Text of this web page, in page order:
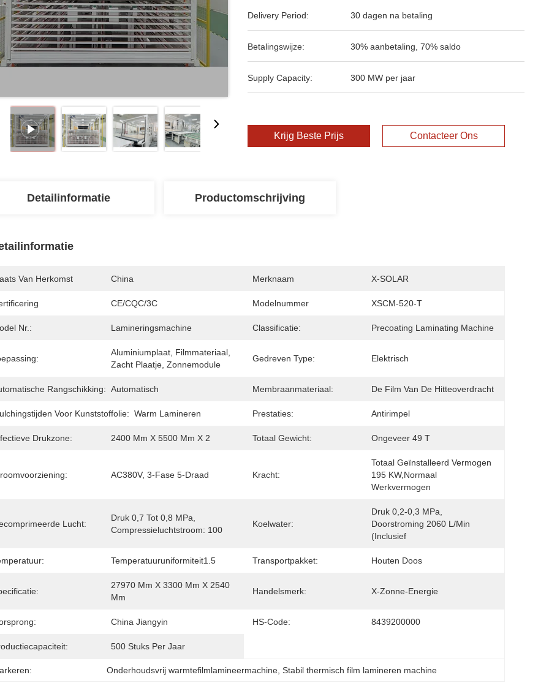
Delivery Period: 30 dagen na betaling
Betalingswijze: 30% aanbetaling, 70% saldo
Supply Capacity: 300 MW per jaar
Krijg Beste Prijs Contacteer Ons
Detailinformatie Productomschrijving
Van Herkomst China Merknaam X-SOLAR
CE/CQC/3C Modelnummer XSCM-520-T
Nr.: Lamineringsmachine Classificatie: Precoating Laminating Machine
Aluminiumplaat, Filmmateriaal,
Zacht Plaatje, Zonnemodule
Gedreven Type: Elektrisch
Rangschikking: Automatisch Membraanmateriaal: De Film Van De Hitteoverdracht
Voor Kunststoffolie: Warm Lamineren Prestaties: Antirimpel
Drukzone: 2400 Mm X 5500 Mm X 2 Totaal Gewicht: Ongeveer 49 T
AC380V, 3-Fase 5-Draad Kracht:
Totaal Geïnstalleerd Vermogen
195 KW,normaal
Werkvermogen
Lucht:
Druk 0,7 Tot 0,8 MPa,
Compressieluchtstroom: 100
Koelwater:
Druk 0,2-0,3 MPa,
Doorstroming 2060 L/min
(inclusief
Temperatuuruniformiteit1.5 Transportpakket: Houten Doos
27970 Mm X 3300 Mm X 2540
Mm
Handelsmerk: X-Zonne-Energie
China Jiangyin HS-Code: 8439200000
500 Stuks Per Jaar
Onderhoudsvrij warmtefilmlamineermachine , Stabil thermisch film lamineren machine